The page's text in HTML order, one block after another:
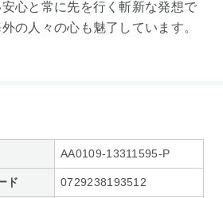
心と常に先を行く斬新な発想で
の人々の心も魅了しています。
AA0109-13311595-P
ド 0729238193512